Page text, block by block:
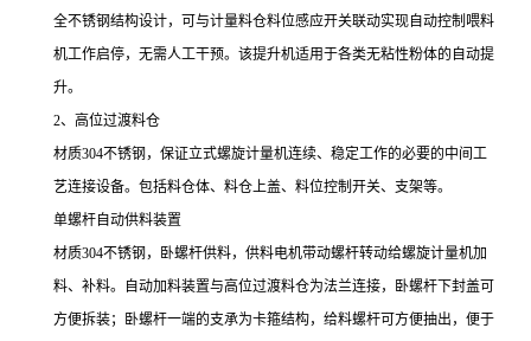
全不锈钢结构设计，可与计量料仓料位感应开关联动实现自动控制喂料
机工作启停，无需人工干预。 该提升机适用于各类无粘性粉体的自动提
升。
2、高位过渡料仓
材质304不锈钢 ，保证立式螺旋计量机连续、稳定工作的必要的中间工
艺连接设备。包括料仓体、料仓上盖、料位控制开关、支架等。
单螺杆自动供料装置
材质304不锈钢 ，卧螺杆供料，供料电机带动螺杆转动给螺旋计量机加
料、补料。自动加料装置与高位过渡料仓为法兰连接，卧螺杆下封盖可
方便拆装；卧螺杆一端的支承为卡箍结构，给料螺杆可方便抽出，便于